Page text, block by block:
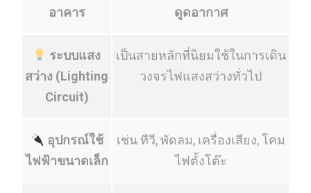
อาคาร
ดูดอากาศ
ระบบแสง
สว่าง (Lighting
Circuit)
เป็นสายหลักที่นิยมใช้ในการเดิน
วงจรไฟแสงสว่างทั่วไป
อุปกรณ์ใช้
ไฟฟ้าขนาดเล็ก
เช่น ทีวี, พัดลม, เครื่องเสียง, โคม
ไฟตั้งโต๊ะ